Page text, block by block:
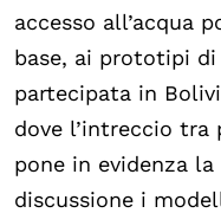
accesso all’acqua
base, ai prototipi
partecipata in
dove l’intreccio
pone in evidenza
discussione i